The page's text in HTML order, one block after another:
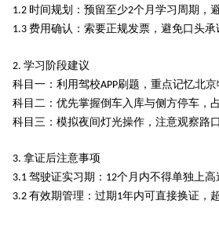
1.2 时间规划：预留至少2个月学习周期，
1.3 费用确认：索要正规发票，避免口头承
2. 学习阶段建议
科目一：利用驾校APP刷题，重点记忆北京
科目二：优先掌握倒车入库与侧方停车，
科目三：模拟夜间灯光操作，注意观察路
3. 拿证后注意事项
3.1 驾驶证实习期： 12个月内不得单独上高
3.2 有效期管理：过期 1年内可直接换证，